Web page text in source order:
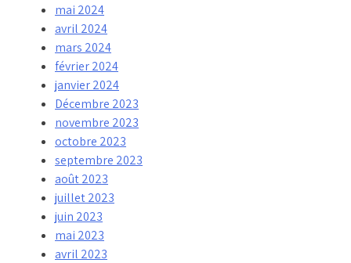
mai 2024
avril 2024
mars 2024
février 2024
janvier 2024
Décembre 2023
novembre 2023
octobre 2023
septembre 2023
août 2023
juillet 2023
juin 2023
mai 2023
avril 2023